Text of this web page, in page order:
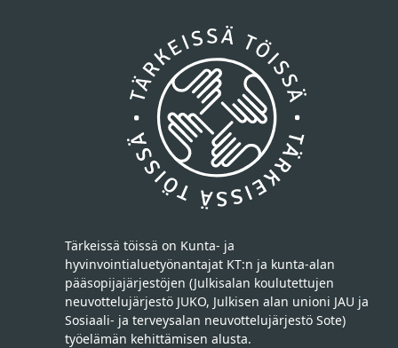
Tärkeissä töissä on Kunta- ja
hyvinvointialuetyönantajat KT:n ja kunta-alan
pääsopijajärjestöjen (Julkisalan koulutettujen
neuvottelujärjestö JUKO, Julkisen alan unioni JAU ja
Sosiaali- ja terveysalan neuvottelujärjestö Sote)
työelämän kehittämisen alusta.